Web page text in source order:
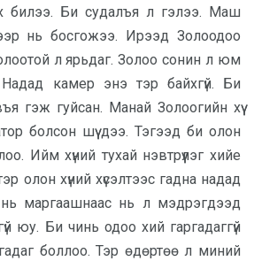
билээ. Би судалъя л гэлээ. Маш
нь босгожээ. Ирээд Золоодоо
л ярьдаг. Золоо сонин л юм
камер энэ тэр байхгүй. Би
гэж гуйсан. Манай Золоогийн хүү
болсон шүү дээ. Тэгээд би олон
Ийм хүний тухай нэвтрүүлэг хийе
олон хүний хүсэлтээс гадна надад
маргаашнаас нь л мэдрэгдээд
юу. Би чинь одоо хий гаргадаггүй
боллоо. Тэр өдөртөө л миний